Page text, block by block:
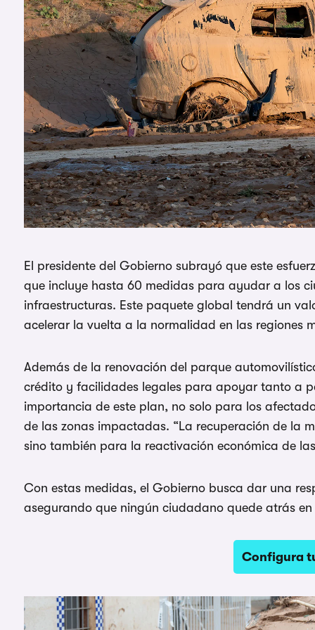
El presidente del Gobierno subrayó que este
que incluye hasta 60 medidas para ayudar a los
infraestructuras. Este paquete global tendrá un
acelerar la vuelta a la normalidad en las regiones
Además de la renovación del parque
crédito y facilidades legales para apoyar tanto a
importancia de este plan, no solo para los
de las zonas impactadas. “La recuperación de la
sino también para la reactivación económica de
Con estas medidas, el Gobierno busca dar una
asegurando que ningún ciudadano quede atrás
Configura